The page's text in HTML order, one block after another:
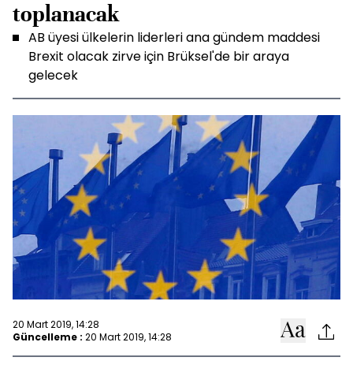
toplanacak
AB üyesi ülkelerin liderleri ana gündem maddesi
Brexit olacak zirve için Brüksel'de bir araya
gelecek
20 Mart 2019, 14:28
Güncelleme : 20 Mart 2019, 14:28